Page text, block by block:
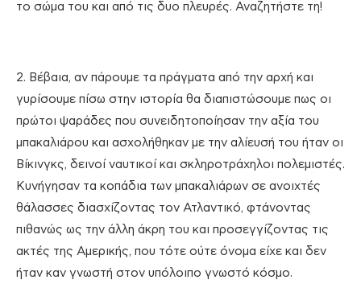
το σώμα του και από τις δυο πλευρές. Αναζητήστε τη!
2. Βέβαια, αν πάρουμε τα πράγματα από την αρχή και
γυρίσουμε πίσω στην ιστορία θα διαπιστώσουμε πως οι
πρώτοι ψαράδες που συνειδητοποίησαν την αξία του
μπακαλιάρου και ασχολήθηκαν με την αλίευσή του ήταν οι
Βίκινγκς, δεινοί ναυτικοί και σκληροτράχηλοι πολεμιστές.
Κυνήγησαν τα κοπάδια των μπακαλιάρων σε ανοιχτές
θάλασσες διασχίζοντας τον Ατλαντικό, φτάνοντας
πιθανώς ως την άλλη άκρη του και προσεγγίζοντας τις
ακτές της Αμερικής, που τότε ούτε όνομα είχε και δεν
ήταν καν γνωστή στον υπόλοιπο γνωστό κόσμο.